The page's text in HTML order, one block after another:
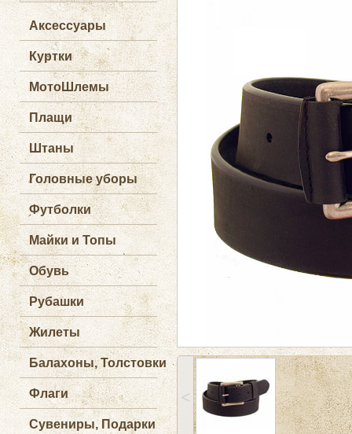
Аксессуары
Куртки
МотоШлемы
Плащи
Штаны
Головные уборы
Футболки
Майки и Топы
Обувь
Рубашки
Жилеты
Балахоны, Толстовки
Флаги
Сувениры, Подарки
˂